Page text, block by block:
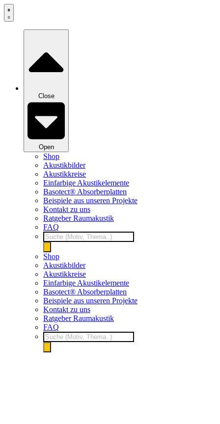
Zum
Inhalt
Close
Open
Shop
Akustikbilder
Akustikkreise
Einfarbige Akustikelemente
Basotect® Absorberplatten
Beispiele aus unseren Projekte
Kontakt zu uns
Ratgeber Raumakustik
FAQ
Products
search
Shop
Akustikbilder
Akustikkreise
Einfarbige Akustikelemente
Basotect® Absorberplatten
Beispiele aus unseren Projekte
Kontakt zu uns
Ratgeber Raumakustik
FAQ
Products
search